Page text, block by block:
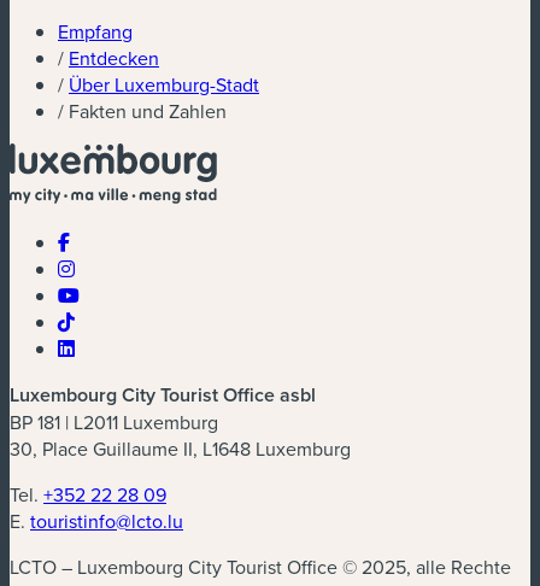
Empfang
/ Entdecken
/ Über Luxemburg-Stadt
/ Fakten und Zahlen
Luxembourg City Tourist Office asbl
BP 181 | L2011 Luxemburg
30, Place Guillaume II, L1648 Luxemburg
Tel. +352 22 28 09
E. touristinfo@lcto.lu
LCTO – Luxembourg City Tourist Office © 2025, alle Rechte